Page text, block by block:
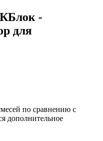
-
для
по сравнению с
дополнительное